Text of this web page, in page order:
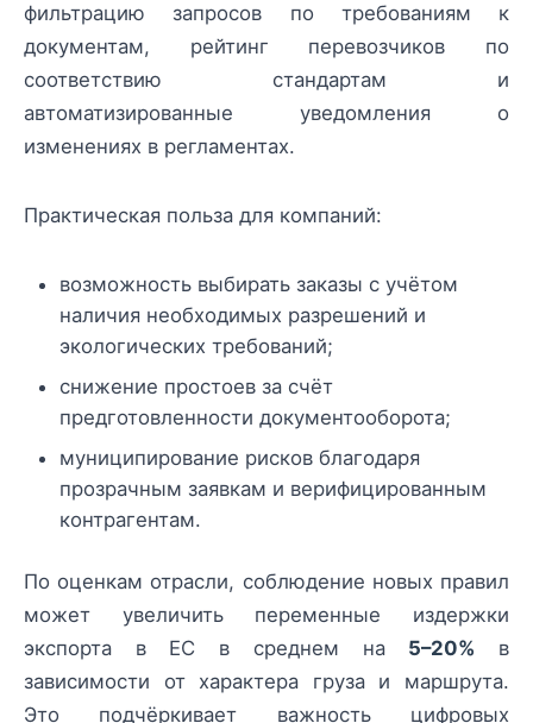
фильтрацию запросов по требованиям к
документам, рейтинг перевозчиков по
соответствию стандартам и
автоматизированные уведомления о
изменениях в регламентах.
Практическая польза для компаний:
возможность выбирать заказы с учётом
наличия необходимых разрешений и
экологических требований;
снижение простоев за счёт
предготовленности документооборота;
муниципирование рисков благодаря
прозрачным заявкам и верифицированным
контрагентам.
По оценкам отрасли, соблюдение новых правил
может увеличить переменные издержки
экспорта в ЕС в среднем на 5–20% в
зависимости от характера груза и маршрута.
Это подчёркивает важность цифровых